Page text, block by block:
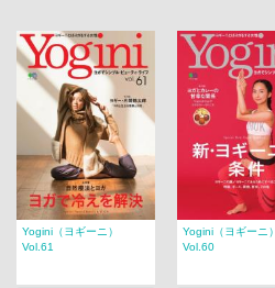
Yogini（ヨギーニ）
Vol.61
Yogini（ヨギーニ）
Vol.60